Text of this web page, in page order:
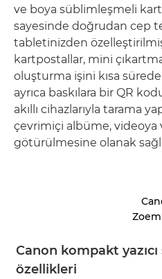
ve boya süblimleşmeli
sayesinde doğrudan cep
tabletinizden
kartpostallar, mini
oluşturma işini kısa
ayrıca baskılara bir QR
akıllı cihazlarıyla tarama
çevrimiçi albüme, videoya
götürülmesine olanak
Canon kompakt
özellikleri